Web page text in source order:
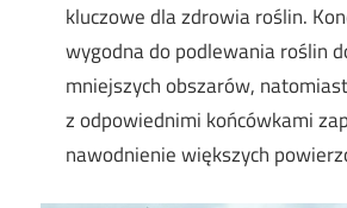
kluczowe dla zdrowia roślin.
wygodna do podlewania roślin
mniejszych obszarów,
z odpowiednimi końcówkami
nawodnienie większych